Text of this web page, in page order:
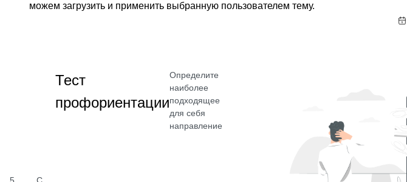
можем загрузить и применить выбранную пользователем тему.
Тест
профориентации
Определите
наиболее
подходящее
для себя
направление